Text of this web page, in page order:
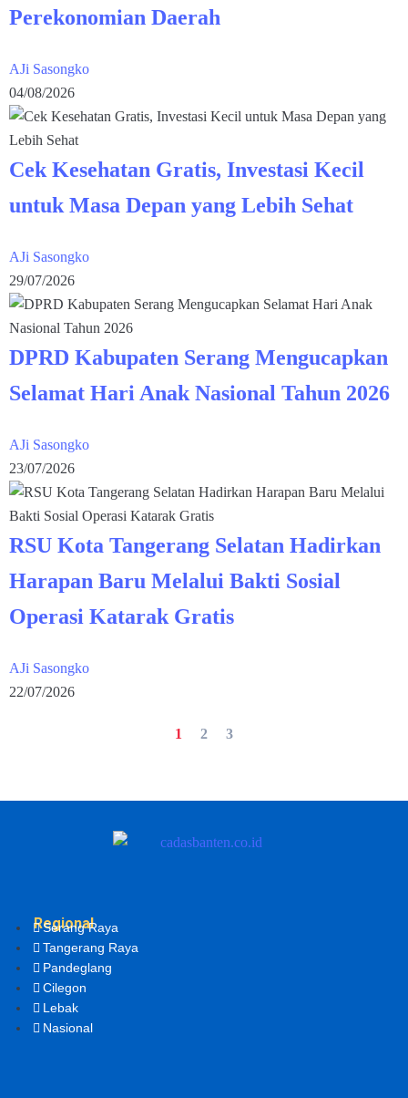
Perekonomian Daerah
AJi Sasongko
04/08/2026
Cek Kesehatan Gratis, Investasi Kecil
untuk Masa Depan yang Lebih Sehat
AJi Sasongko
29/07/2026
DPRD Kabupaten Serang Mengucapkan
Selamat Hari Anak Nasional Tahun 2026
AJi Sasongko
23/07/2026
RSU Kota Tangerang Selatan Hadirkan
Harapan Baru Melalui Bakti Sosial
Operasi Katarak Gratis
AJi Sasongko
22/07/2026
1 2 3
Regional
Serang Raya
Tangerang Raya
Pandeglang
Cilegon
Lebak
Nasional